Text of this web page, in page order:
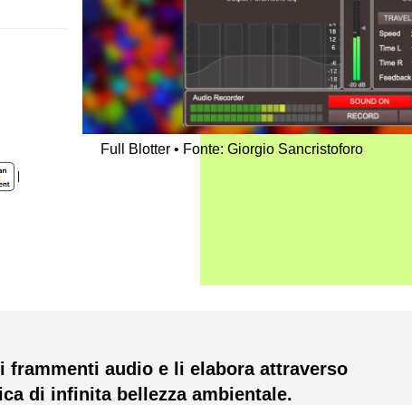
Full Blotter Fonte: Giorgio Sancristoforo
frammenti audio e li elabora attraverso
di infinita bellezza ambientale.